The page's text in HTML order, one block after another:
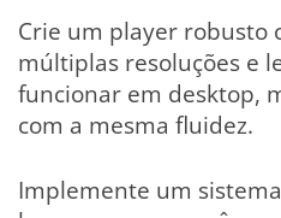
Crie um player robusto
múltiplas resoluções e
funcionar em desktop,
com a mesma fluidez.
Implemente um